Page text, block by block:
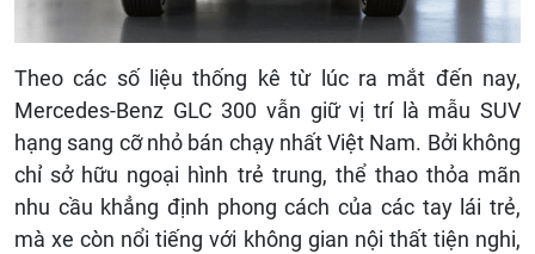
Theo các số liệu thống kê từ lúc ra mắt đến nay,
Mercedes-Benz GLC 300 vẫn giữ vị trí là mẫu SUV
hạng sang cỡ nhỏ bán chạy nhất Việt Nam. Bởi không
chỉ sở hữu ngoại hình trẻ trung, thể thao thỏa mãn
nhu cầu khẳng định phong cách của các tay lái trẻ,
mà xe còn nổi tiếng với không gian nội thất tiện nghi,